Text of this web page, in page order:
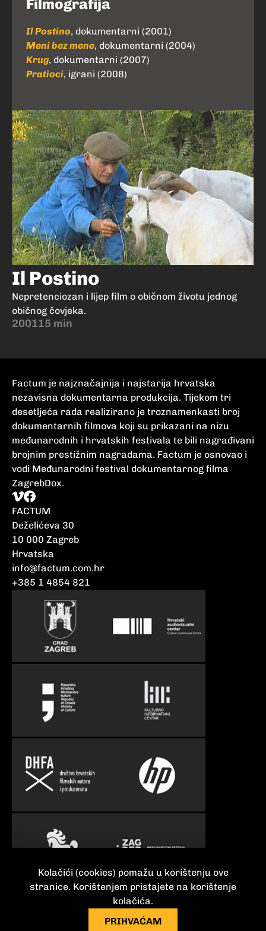
Kolačići (cookies) pomažu u korištenju ove
stranice. Korištenjem pristajete na korištenje
kolačića.
PRIHVAĆAM
Filmografija
Il Postino, dokumentarni (2001)
Meni bez mene, dokumentarni (2004)
Krug, dokumentarni (2007)
Pratioci, igrani (2008)
Il Postino
Nepretenciozan i lijep film o običnom životu jednog
običnog čovjeka.
200115 min
Factum je najznačajnija i najstarija hrvatska
nezavisna dokumentarna produkcija. Tijekom tri
desetljeća rada realizirano je troznamenkasti broj
dokumentarnih filmova koji su prikazani na nizu
međunarodnih i hrvatskih festivala te bili nagrađivani
brojnim prestižnim nagradama. Factum je osnovao i
vodi Međunarodni festival dokumentarnog filma
ZagrebDox.
FACTUM
Deželićeva 30
10 000 Zagreb
Hrvatska
info@factum.com.hr
+385 1 4854 821
2012-2026 Factum. Sva prava zadržana